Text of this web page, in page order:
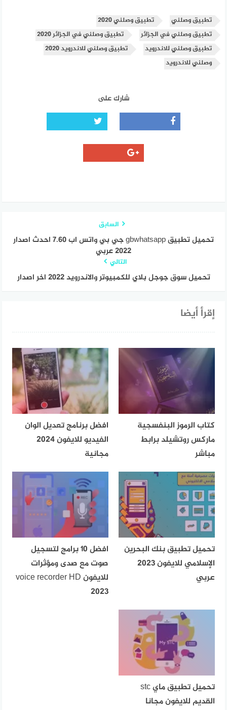
تطبيق وصلني
تطبيق وصلني 2020
تطبيق وصلني في الجزائر
تطبيق وصلني في الجزائر 2020
تطبيق وصلني للاندرويد
تطبيق وصلني للاندرويد 2020
وصلني للاندرويد
شارك على
السابق
تحميل تطبيق gbwhatsapp جي بي واتس اب 7.60 احدث اصدار
2022 عربي
التالي
تحميل سوق جوجل بلاي للكمبيوتر والاندرويد 2022 اخر اصدار
إقرأ أيضا
كتاب الرموز البنفسجية
ماركس روتشيلد برابط
مباشر
افضل برنامج تعديل الوان
الفيديو للايفون 2024
مجانية
تحميل تطبيق بنك البحرين
الإسلامي للايفون 2023
عربي
افضل 10 برامج لتسجيل
صوت مع صدى ومؤثرات
للايفون voice recorder HD
2023
تحميل تطبيق ماي stc
القديم للايفون مجانا